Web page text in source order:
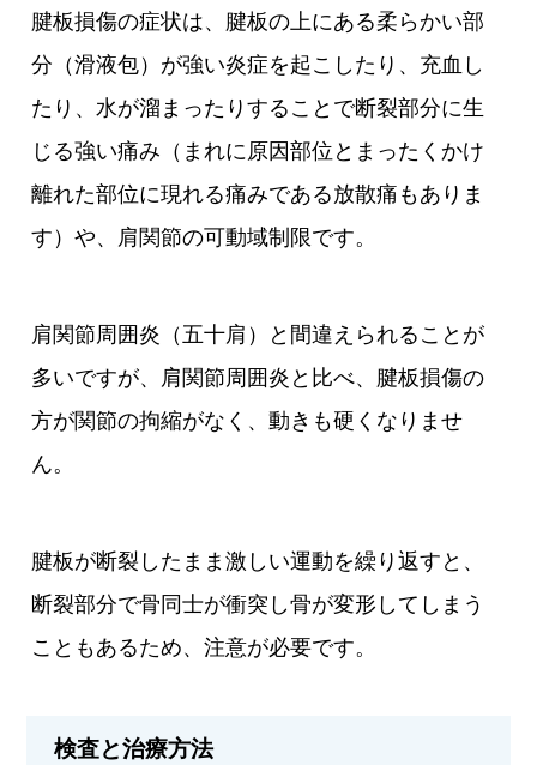
腱板損傷の症状は、腱板の上にある柔らかい部
分（滑液包）が強い炎症を起こしたり、充血し
たり、水が溜まったりすることで断裂部分に生
じる強い痛み（まれに原因部位とまったくかけ
離れた部位に現れる痛みである放散痛もありま
す）や、肩関節の可動域制限です。
肩関節周囲炎（五十肩）と間違えられることが
多いですが、肩関節周囲炎と比べ、腱板損傷の
方が関節の拘縮がなく、動きも硬くなりませ
ん。
腱板が断裂したまま激しい運動を繰り返すと、
断裂部分で骨同士が衝突し骨が変形してしまう
こともあるため、注意が必要です。
検査と治療方法